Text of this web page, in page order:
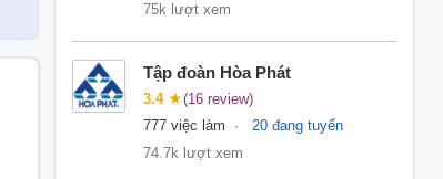
75k lượt xem
Tập đoàn Hòa Phát
3.4 ★(16 review)
777 việc làm
20 đang tuyển
74.7k lượt xem